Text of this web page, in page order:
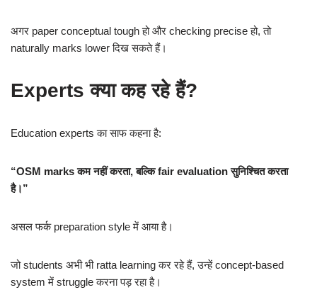
अगर paper conceptual tough हो और checking precise हो, तो
naturally marks lower दिख सकते हैं।
Experts क्या कह रहे हैं?
Education experts का साफ कहना है:
“OSM marks कम नहीं करता, बल्कि fair evaluation सुनिश्चित करता
है।”
असल फर्क preparation style में आया है।
जो students अभी भी ratta learning कर रहे हैं, उन्हें concept-based
system में struggle करना पड़ रहा है।